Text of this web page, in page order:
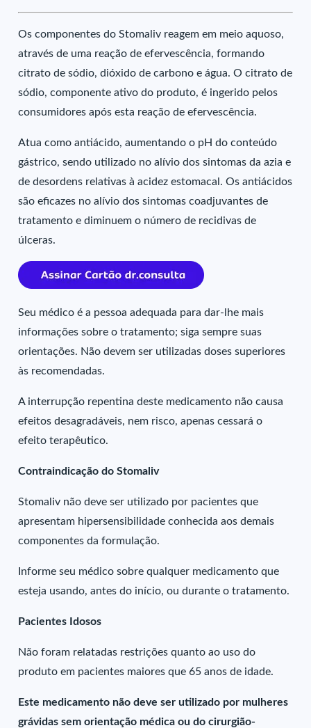
Os componentes do Stomaliv reagem em meio aquoso,
através de uma reação de efervescência, formando
citrato de sódio, dióxido de carbono e água. O citrato de
sódio, componente ativo do produto, é ingerido pelos
consumidores após esta reação de efervescência.
Atua como antiácido, aumentando o pH do conteúdo
gástrico, sendo utilizado no alívio dos sintomas da azia e
de desordens relativas à acidez estomacal. Os antiácidos
são eficazes no alívio dos sintomas coadjuvantes de
tratamento e diminuem o número de recidivas de
úlceras.
Seu médico é a pessoa adequada para dar-lhe mais
informações sobre o tratamento; siga sempre suas
orientações. Não devem ser utilizadas doses superiores
às recomendadas.
A interrupção repentina deste medicamento não causa
efeitos desagradáveis, nem risco, apenas cessará o
efeito terapêutico.
Contraindicação do Stomaliv
Stomaliv não deve ser utilizado por pacientes que
apresentam hipersensibilidade conhecida aos demais
componentes da formulação.
Informe seu médico sobre qualquer medicamento que
esteja usando, antes do início, ou durante o tratamento.
Pacientes Idosos
Não foram relatadas restrições quanto ao uso do
produto em pacientes maiores que 65 anos de idade.
Este medicamento não deve ser utilizado por mulheres
grávidas sem orientação médica ou do cirurgião-